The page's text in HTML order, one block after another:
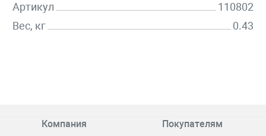
Артикул
110802
Вес, кг
0.43
Компания
Покупателям